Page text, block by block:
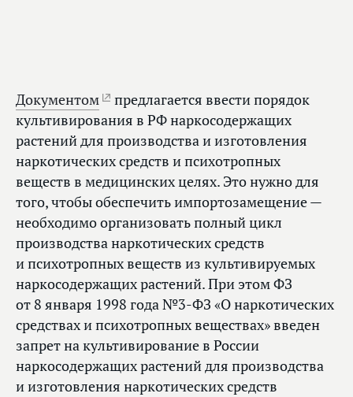
Документом
предлагается ввести порядок
культивирования в РФ наркосодержащих
растений для производства и изготовления
наркотических средств и психотропных
веществ в медицинских целях. Это нужно для
того, чтобы обеспечить импортозамещение —
необходимо организовать полный цикл
производства наркотических средств
и психотропных веществ из культивируемых
наркосодержащих растений. При этом ФЗ
от 8 января 1998 года №3-ФЗ «О наркотических
средствах и психотропных веществах» введен
запрет на культивирование в России
наркосодержащих растений для производства
и изготовления наркотических средств